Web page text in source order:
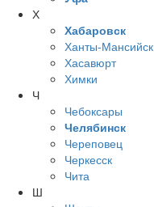
Х
Хабаровск
Ханты-Мансийск
Хасавюрт
Химки
Ч
Чебоксары
Челябинск
Череповец
Черкесск
Чита
Ш